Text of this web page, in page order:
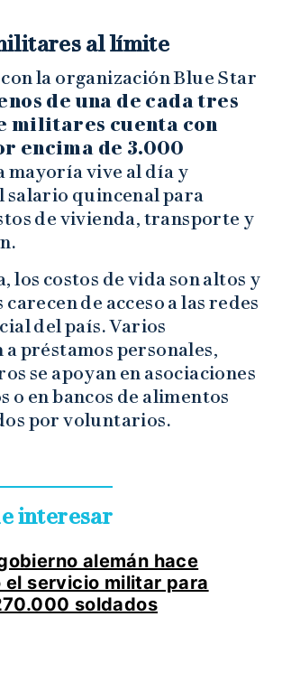
al límite
la organización Blue Star
de una de cada tres
militares cuenta con
encima de 3.000
mayoría vive al día y
salario quincenal para
de vivienda, transporte y
los costos de vida son altos y
de acceso a las redes
del país. Varios
préstamos personales,
se apoyan en asociaciones
o en bancos de alimentos
por voluntarios.
interesar
alemán hace
servicio militar para
soldados